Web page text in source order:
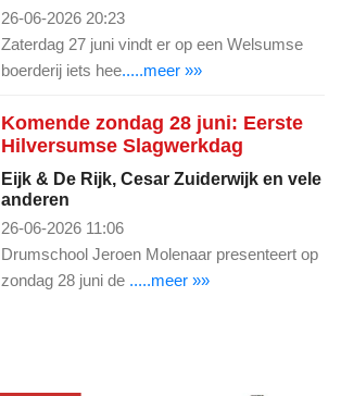
26-06-2026 20:23
Zaterdag 27 juni vindt er op een Welsumse
boerderij iets hee.....meer »»
Komende zondag 28 juni: Eerste
Hilversumse Slagwerkdag
Eijk & De Rijk, Cesar Zuiderwijk en vele
anderen
26-06-2026 11:06
Drumschool Jeroen Molenaar presenteert op
zondag 28 juni de .....meer »»